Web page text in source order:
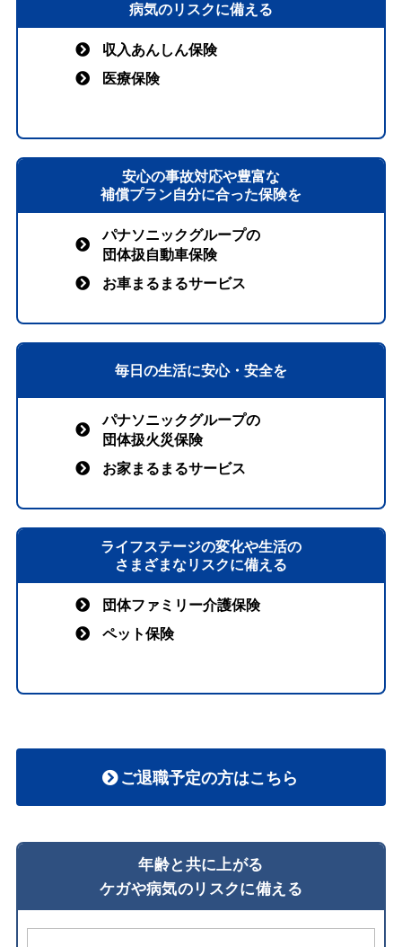
病気のリスクに備える
収入あんしん保険
医療保険
安⼼の事故対応や豊富な
補償プラン⾃分に合った保険を
パナソニックグループの
団体扱自動車保険
お車まるまるサービス
毎日の生活に安心・安全を
パナソニックグループの
団体扱火災保険
お家まるまるサービス
ライフステージの変化や生活の
さまざまなリスクに備える
団体ファミリー介護保険
ペット保険
ご退職予定の方はこちら
年齢と共に上がる
ケガや病気のリスクに備える